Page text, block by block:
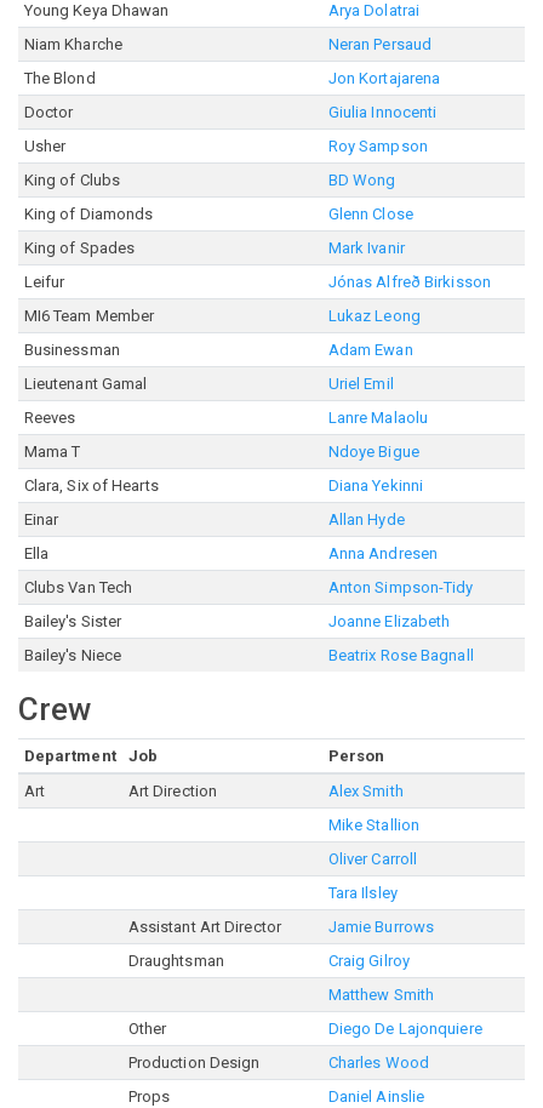
Young Keya Dhawan
Arya Dolatrai
Niam Kharche
Neran Persaud
The Blond
Jon Kortajarena
Doctor
Giulia Innocenti
Usher
Roy Sampson
King of Clubs
BD Wong
King of Diamonds
Glenn Close
King of Spades
Mark Ivanir
Leifur
Jónas Alfreð Birkisson
MI6 Team Member
Lukaz Leong
Businessman
Adam Ewan
Lieutenant Gamal
Uriel Emil
Reeves
Lanre Malaolu
Mama T
Ndoye Bigue
Clara, Six of Hearts
Diana Yekinni
Einar
Allan Hyde
Ella
Anna Andresen
Clubs Van Tech
Anton Simpson-Tidy
Bailey's Sister
Joanne Elizabeth
Bailey's Niece
Beatrix Rose Bagnall
Crew
Department Job
Person
Art
Art Direction
Alex Smith
Mike Stallion
Oliver Carroll
Tara Ilsley
Assistant Art Director
Jamie Burrows
Draughtsman
Craig Gilroy
Matthew Smith
Other
Diego De Lajonquiere
Production Design
Charles Wood
Props
Daniel Ainslie